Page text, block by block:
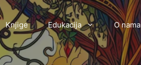
Knjige Edukacija O nama